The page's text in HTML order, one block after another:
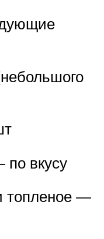
по вкусу
топленое —